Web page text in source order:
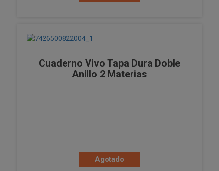
Cuaderno Vivo Tapa Dura Doble
Anillo 2 Materias
Agotado